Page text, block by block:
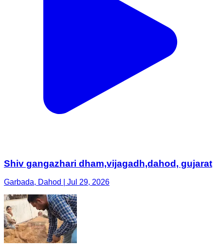
Shiv gangazhari dham,vijagadh,dahod, gujarat
Garbada, Dahod | Jul 29, 2026